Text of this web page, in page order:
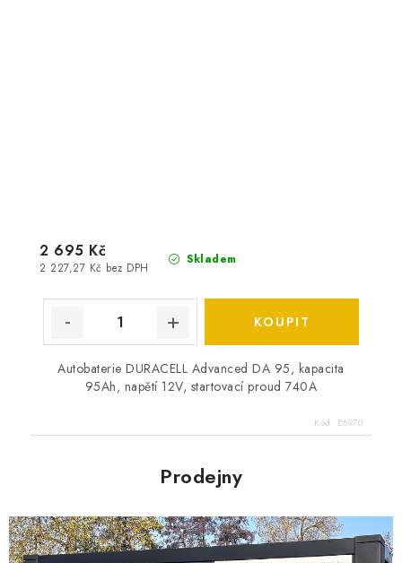
Skladem
2 227,27 Kč bez DPH
2 695 Kč
Autobaterie DURACELL Advanced DA 95, kapacita
95Ah, napětí 12V, startovací proud 740A
Kód: E6970
Prodejny